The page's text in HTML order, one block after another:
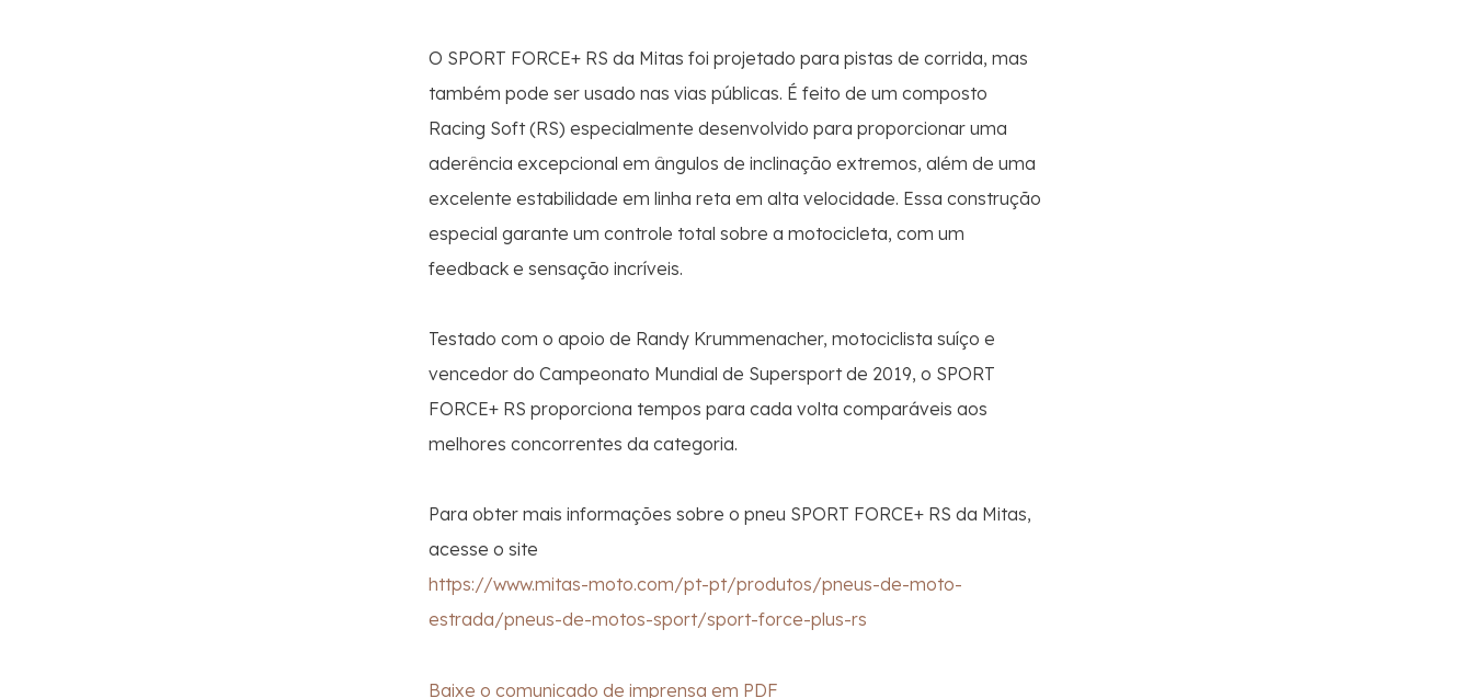
O SPORT FORCE+ RS da Mitas foi projetado para pistas de corrida, mas
também pode ser usado nas vias públicas. É feito de um composto
Racing Soft (RS) especialmente desenvolvido para proporcionar uma
aderência excepcional em ângulos de inclinação extremos, além de uma
excelente estabilidade em linha reta em alta velocidade. Essa construção
especial garante um controle total sobre a motocicleta, com um
feedback e sensação incríveis.
Testado com o apoio de Randy Krummenacher, motociclista suíço e
vencedor do Campeonato Mundial de Supersport de 2019, o SPORT
FORCE+ RS proporciona tempos para cada volta comparáveis aos
melhores concorrentes da categoria.
Para obter mais informações sobre o pneu SPORT FORCE+ RS da Mitas,
acesse o site
https://www.mitas-moto.com/pt-pt/produtos/pneus-de-moto-
estrada/pneus-de-motos-sport/sport-force-plus-rs
Baixe o comunicado de imprensa em PDF